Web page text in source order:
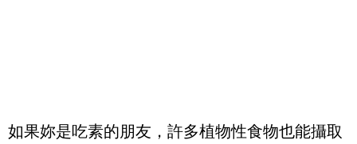
如果妳是吃素的朋友，許多植物性食物也能攝取